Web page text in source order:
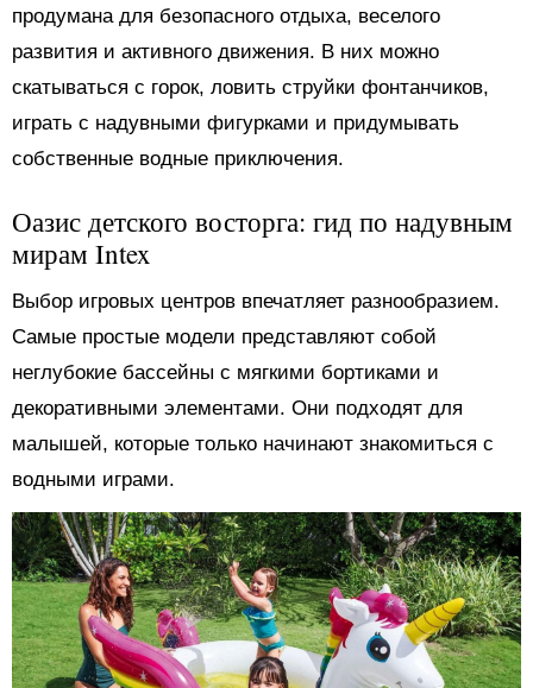
продумана для безопасного отдыха, веселого
развития и активного движения. В них можно
скатываться с горок, ловить струйки фонтанчиков,
играть с надувными фигурками и придумывать
собственные водные приключения.
Оазис детского восторга: гид по надувным
мирам Intex
Выбор игровых центров впечатляет разнообразием.
Самые простые модели представляют собой
неглубокие бассейны с мягкими бортиками и
декоративными элементами. Они подходят для
малышей, которые только начинают знакомиться с
водными играми.